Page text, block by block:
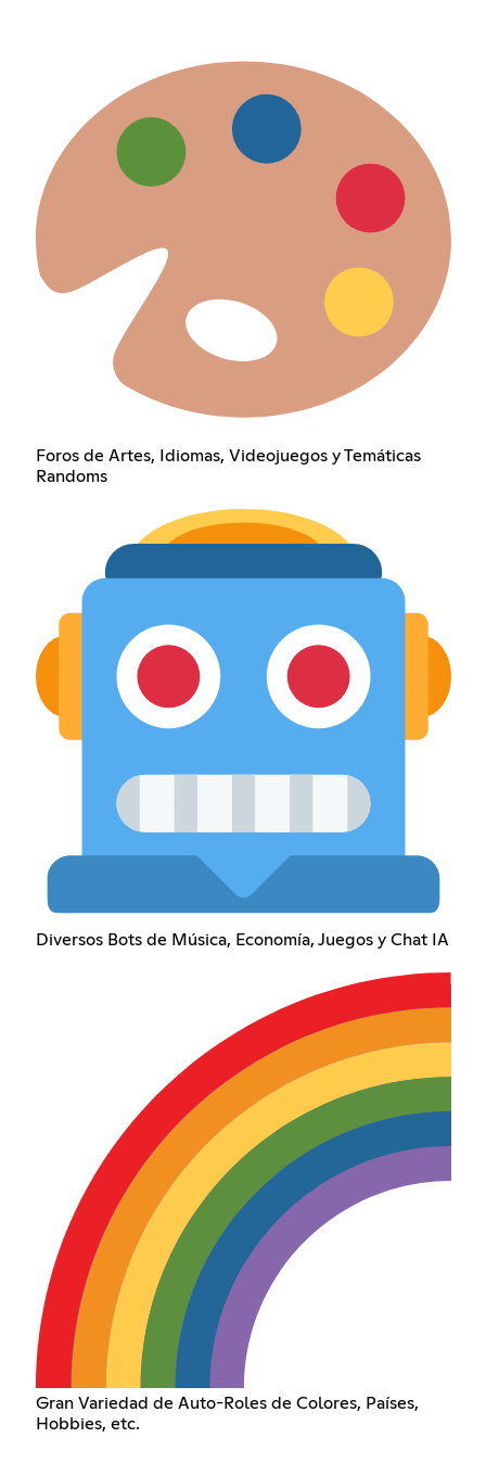
Foros de Artes, Idiomas, Videojuegos y Temáticas
Randoms
Diversos Bots de Música, Economía, Juegos y Chat IA
Gran Variedad de Auto-Roles de Colores, Países,
Hobbies, etc.